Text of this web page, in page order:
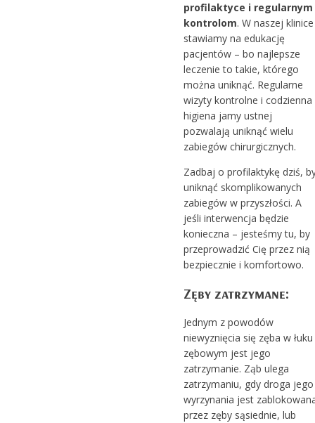
profilaktyce i regularnym
kontrolom. W naszej klinice
stawiamy na edukację
pacjentów – bo najlepsze
leczenie to takie, którego
można uniknąć. Regularne
wizyty kontrolne i codzienna
higiena jamy ustnej
pozwalają uniknąć wielu
zabiegów chirurgicznych.
Zadbaj o profilaktykę dziś,
uniknąć skomplikowanych
zabiegów w przyszłości. A
jeśli interwencja będzie
konieczna – jesteśmy tu, by
przeprowadzić Cię przez nią
bezpiecznie i komfortowo.
Zęby zatrzymane:
Jednym z powodów
niewyznięcia się zęba w łuku
zębowym jest jego
zatrzymanie. Ząb ulega
zatrzymaniu, gdy droga jego
wyrzynania jest
przez zęby sąsiednie, lub